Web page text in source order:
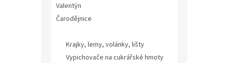
Valentýn
Čarodějnice
Krajky, lemy, volánky, lišty
Vypichovače na cukrářské hmoty